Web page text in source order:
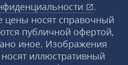
.
цены носят справочный
публичной офертой,
иное. Изображения
иллюстративный